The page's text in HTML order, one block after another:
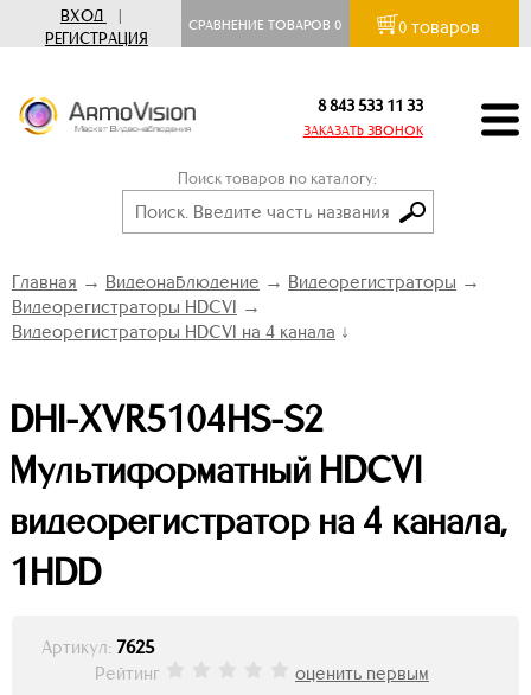
ВХОД
|
РЕГИСТРАЦИЯ
СРАВНЕНИЕ ТОВАРОВ0 0 товаров
8 843 533 11 33
ЗАКАЗАТЬ ЗВОНОК
Поиск товаров по каталогу:
Главная → Видеонаблюдение → Видеорегистраторы →
Видеорегистраторы HDCVI →
Видеорегистраторы HDCVI на 4 канала ↓
DHI-XVR5104HS-S2
Мультиформатный HDCVI
видеорегистратор на 4 канала,
1HDD
Артикул: 7625
Рейтинг
оценить первым